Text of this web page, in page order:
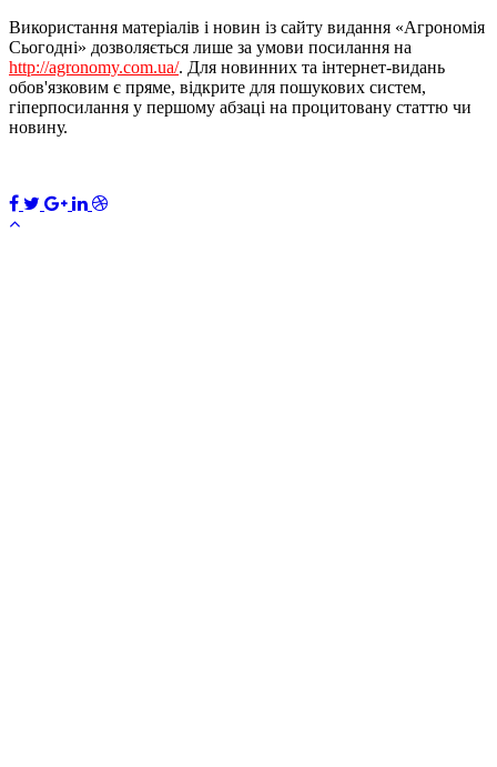
Використання матеріалів і новин із сайту видання «Агрономія
Сьогодні» дозволяється лише за умови посилання на
http://agronomy.com.ua/. Для новинних та інтернет-видань
обов'язковим є пряме, відкрите для пошукових систем,
гіперпосилання у першому абзаці на процитовану статтю чи
новину.